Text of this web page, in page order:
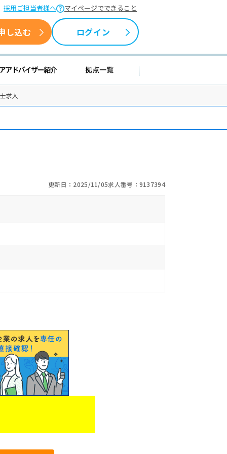
採用ご担当者様へ マイページでできること
し込む ログイン
情報 キャリアアドバイザー紹介拠点一覧
求人
更新日：2025/11/05求人番号：9137394